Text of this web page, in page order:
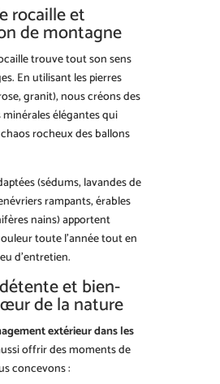
rocaille et
de montagne
trouve tout son sens
En utilisant les pierres
granit), nous créons des
élégantes qui
rocheux des ballons
(sédums, lavandes de
rampants, érables
nains) apportent
toute l’année tout en
d’entretien.
et bien-
de la nature
extérieur dans les
offrir des moments de
concevons :